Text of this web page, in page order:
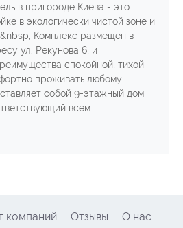
в пригороде Киева - это
в экологически чистой зоне и
Комплекс размещен в
ул. Рекунова 6, и
спокойной, тихой
проживать любому
собой 9-этажный дом
всем
компаний Отзывы
О нас